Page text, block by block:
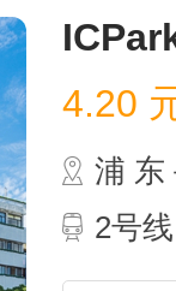
4.20
浦 东
2号